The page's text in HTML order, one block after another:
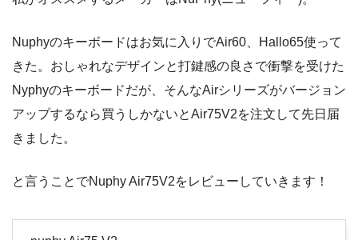
Nuphyのキーボードはお気に入りでAir60、Hallo65使って
きた。おしゃれなデザインと打鍵感の良さで衝撃を受けた
Nyphyのキーボードだが、そんなAirシリーズがバージョン
アップするなら買うしかないとAir75V2を注文して先日届
きました。
と言うことでNuphy Air75V2をレビューしていきます！